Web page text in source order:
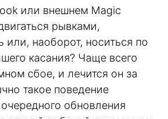
или внешнем Magic
рывками,
или, наоборот, носиться по
касания? Чаще всего
сбое, и лечится он за
такое поведение
обновления